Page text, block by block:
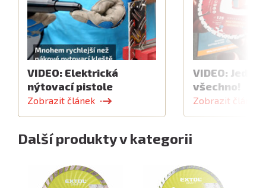
VIDEO: Elektrická
nýtovací pistole
Zobrazit článek
VIDEO:
všechno!
Zobrazit článek
Další produkty v kategorii